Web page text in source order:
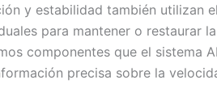
y estabilidad también utilizan
para mantener o restaurar
componentes que el sistema
precisa sobre la